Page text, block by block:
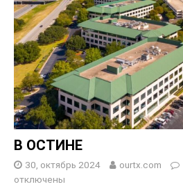
В ОСТИНЕ
30, октябрь 2024 ourtx.com
отключены